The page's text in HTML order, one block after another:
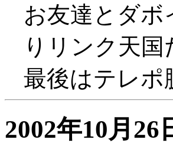
お友達とダ
りリンク天
最後はテレ
2002年10月26